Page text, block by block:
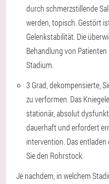
durch schmerzstillende
werden, topisch. Gestört
Gelenkstabilität. Die
Behandlung von
Stadium.
3 Grad, dekompensierte,
zu verformen. Das
stationär, absolut
dauerhaft und erfordert
intervention. Das
Sie den Rohrstock.
Je nachdem, in welchem